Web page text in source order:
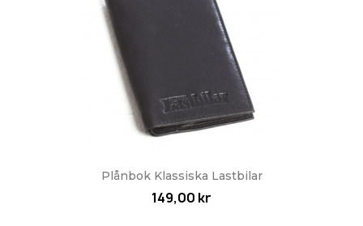
Plånbok Klassiska Lastbilar
149,00 kr